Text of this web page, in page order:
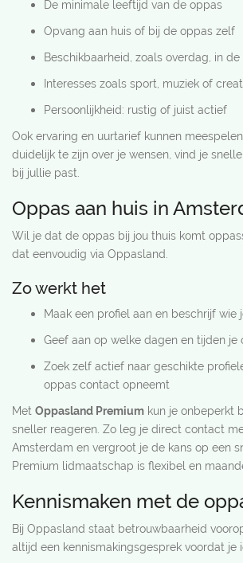
De minimale leeftijd van de oppas
Opvang aan huis of bij de oppas zelf
Beschikbaarheid, zoals overdag, in de
Interesses zoals sport, muziek of
Persoonlijkheid: rustig of juist actief
Ook ervaring en uurtarief kunnen
duidelijk te zijn over je wensen, vind je
bij jullie past.
Oppas aan huis in
Wil je dat de oppas bij jou thuis komt
dat eenvoudig via Oppasland.
Zo werkt het
Maak een profiel aan en beschrijf wie
Geef aan op welke dagen en tijden je
Zoek zelf actief naar geschikte
oppas contact opneemt
Met Oppasland Premium kun je onbeperkt
sneller reageren. Zo leg je direct contact
Amsterdam en vergroot je de kans op een
Premium lidmaatschap is flexibel en
Kennismaken met de
Bij Oppasland staat betrouwbaarheid
altijd een kennismakingsgesprek voordat je